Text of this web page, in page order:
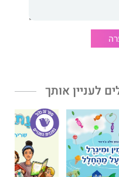
חזותית, בעלת המותג
לעניין אותך